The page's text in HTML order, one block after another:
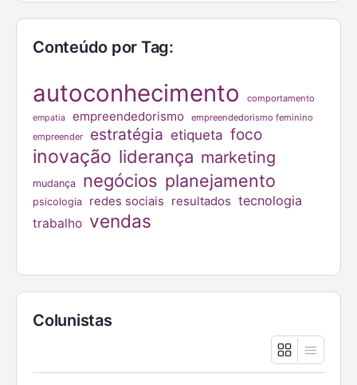
Conteúdo por Tag:
autoconhecimento comportamento
empatia empreendedorismo
empreendedorismo feminino
empreender
estratégia etiqueta foco
inovação liderança marketing
mudança negócios planejamento
psicologia redes sociais resultados tecnologia
trabalho vendas
Colunistas